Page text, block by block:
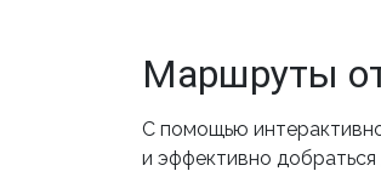
Маршруты
С помощью
и эффективно добраться